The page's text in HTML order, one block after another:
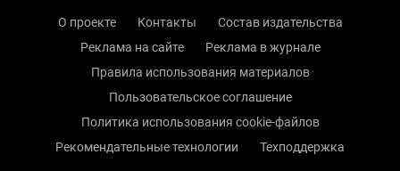
О проекте Контакты
Состав издательства
Реклама на сайте
Реклама в журнале
Правила использования материалов
Пользовательское соглашение
Политика использования cookie-файлов
Рекомендательные технологии
Техподдержка